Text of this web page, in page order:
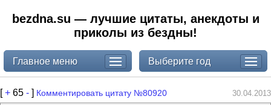
bezdna.su — лучшие цитаты, анекдоты и
приколы из бездны!
Главное меню Выберите год
[+ 65 - ] Комментировать цитату №80920 30.04.2013